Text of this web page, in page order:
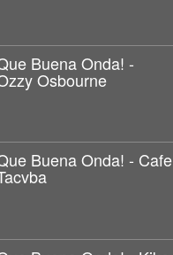
Buena Onda! -
Osbourne
Buena Onda! - Cafe